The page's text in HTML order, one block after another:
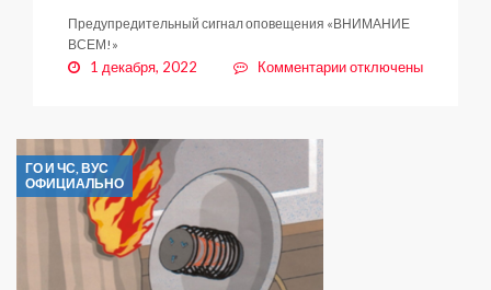
Предупредительный сигнал оповещения «ВНИМАНИЕ
ВСЕМ!»
1 декабря, 2022 Комментариикотключены
ГО И ЧС, ВУС
ОФИЦИАЛЬНО